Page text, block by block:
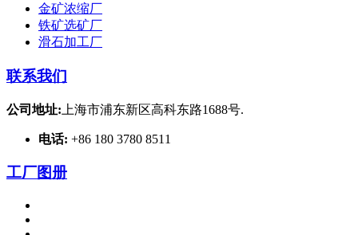
金矿浓缩厂
铁矿选矿厂
滑石加工厂
联系我们
公司地址: 上海市浦东新区高科东路1688号.
电话: +86 180 3780 8511
工厂图册